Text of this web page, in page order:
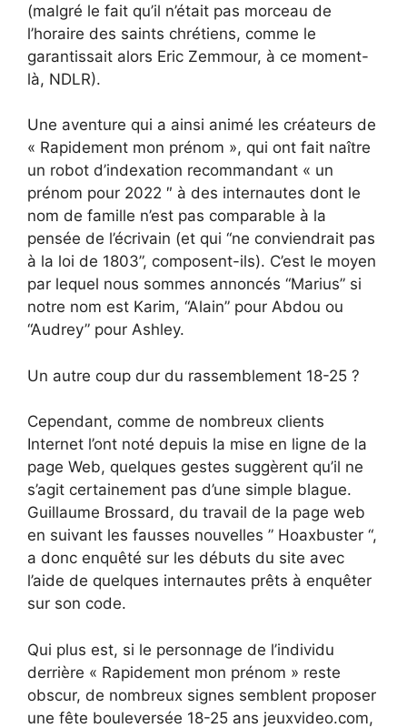
(malgré le fait qu’il n’était pas morceau de
l’horaire des saints chrétiens, comme le
garantissait alors Eric Zemmour, à ce moment-
là, NDLR).
Une aventure qui a ainsi animé les créateurs de
« Rapidement mon prénom », qui ont fait naître
un robot d’indexation recommandant « un
prénom pour 2022 ″ à des internautes dont le
nom de famille n’est pas comparable à la
pensée de l’écrivain (et qui “ne conviendrait pas
à la loi de 1803”, composent-ils). C’est le moyen
par lequel nous sommes annoncés “Marius” si
notre nom est Karim, “Alain” pour Abdou ou
“Audrey” pour Ashley.
Un autre coup dur du rassemblement 18-25 ?
Cependant, comme de nombreux clients
Internet l’ont noté depuis la mise en ligne de la
page Web, quelques gestes suggèrent qu’il ne
s’agit certainement pas d’une simple blague.
Guillaume Brossard, du travail de la page web
en suivant les fausses nouvelles ” Hoaxbuster “,
a donc enquêté sur les débuts du site avec
l’aide de quelques internautes prêts à enquêter
sur son code.
Qui plus est, si le personnage de l’individu
derrière « Rapidement mon prénom » reste
obscur, de nombreux signes semblent proposer
une fête bouleversée 18-25 ans jeuxvideo.com,